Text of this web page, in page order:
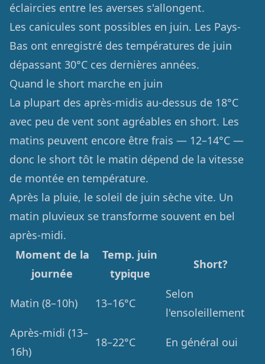
éclaircies entre les averses s'allongent.
Les canicules sont possibles en juin. Les Pays-
Bas ont enregistré des températures de juin
dépassant 30°C ces dernières années.
Quand le short marche en juin
La plupart des après-midis au-dessus de 18°C
avec peu de vent sont agréables en short. Les
matins peuvent encore être frais — 12–14°C —
donc le short tôt le matin dépend de la vitesse
de montée en température.
Après la pluie, le soleil de juin sèche vite. Un
matin pluvieux se transforme souvent en bel
après-midi.
Moment de la
journée
Temp. juin
typique
Short?
Matin (8–10h) 13–16°C
Selon
l'ensoleillement
Après-midi (13–
16h)
18–22°C En général oui